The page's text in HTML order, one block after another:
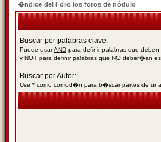
�ndice del Foro los foros de nódulo
Buscar por palabras clave:
Puede usarAND para definir palabras que deben
y NOT para definir palabras que NO deber�an
Buscar por Autor:
Use * como comod�n para b�scar partes de